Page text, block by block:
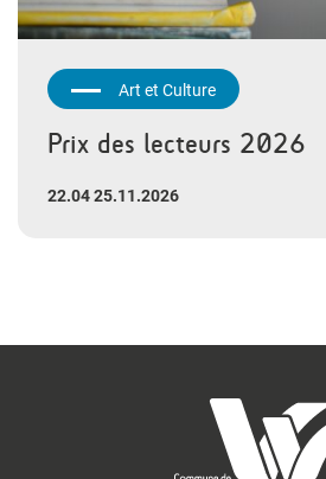
Art et Culture
Prix des lecteurs 2026
22.04 25.11.2026